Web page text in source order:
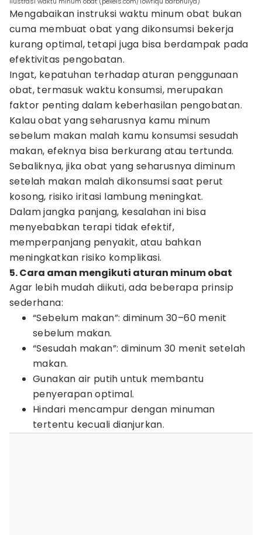
Mengabaikan instruksi waktu minum obat bukan
cuma membuat obat yang dikonsumsi bekerja
kurang optimal, tetapi juga bisa berdampak pada
efektivitas pengobatan.
Ingat, kepatuhan terhadap aturan penggunaan
obat, termasuk waktu konsumsi, merupakan
faktor penting dalam keberhasilan pengobatan.
Kalau obat yang seharusnya kamu minum
sebelum makan malah kamu konsumsi sesudah
makan, efeknya bisa berkurang atau tertunda.
Sebaliknya, jika obat yang seharusnya diminum
setelah makan malah dikonsumsi saat perut
kosong, risiko iritasi lambung meningkat.
Dalam jangka panjang, kesalahan ini bisa
menyebabkan terapi tidak efektif,
memperpanjang penyakit, atau bahkan
meningkatkan risiko komplikasi.
5. Cara aman mengikuti aturan minum obat
Agar lebih mudah diikuti, ada beberapa prinsip
sederhana:
“Sebelum makan”: diminum 30–60 menit
sebelum makan.
“Sesudah makan”: diminum 30 menit setelah
makan.
Gunakan air putih untuk membantu
penyerapan optimal.
Hindari mencampur dengan minuman
tertentu kecuali dianjurkan.